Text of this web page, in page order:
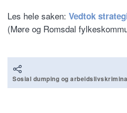
Les hele saken: Vedtok
(Møre og Romsdal
Sosial dumping og